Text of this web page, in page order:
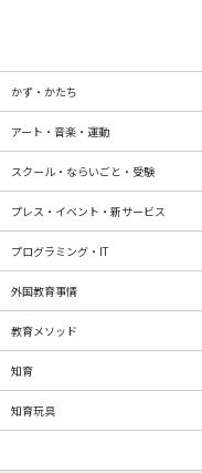
かず・かたち
アート・音楽・運動
スクール・ならいごと・受験
プレス・イベント・新サービス
プログラミング・IT
外国教育事情
教育メソッド
知育
知育玩具